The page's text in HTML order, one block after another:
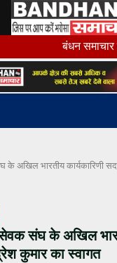
बंधन समाचार के लिए
के अखिल भारतीय कार्यकारिणी
संघ के अखिल
कुमार का स्वागत